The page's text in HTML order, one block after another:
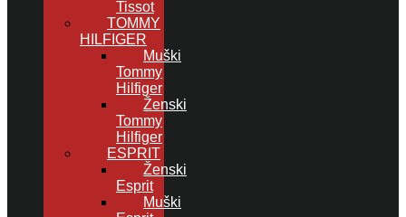
Tissot
TOMMY
HILFIGER
Muški
Tommy
Hilfiger
Ženski
Tommy
Hilfiger
ESPRIT
Ženski
Esprit
Muški